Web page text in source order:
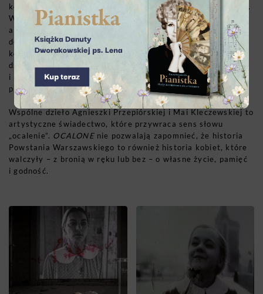
kobieta, która po osiemdziesięciu latach wraca na Zieleniak.
W jej słowach miesza się dziecięcy strach i starcza pamięć,
a każde zdanie staje się próbą nazwania tego, co przez
dekady nie mieściło się w języku. Przepiórska i Kleczewska
konstruują spektakl jak rytuał – z fragmentów wspomnień,
dzienników, dokumentów i ciszy. To teatr dokumentalny
i metafizyczny zarazem: opowieść o kobietach, które
przetrwały, ale nie zostały wysłuchane.
Wspólne dzieło Agnieszki Przepiórskiej i Mai Kleczewskiej to
artystyczne świadectwo, które przywraca sens słowu
„ocalenie”. OCALONEnie pozwalają zapomnieć, że historia
Powstania Warszawskiego to również historia kobiet, które
walczyły – z bronią w ręku lub bez – o własne życie, pamięć
i godność.